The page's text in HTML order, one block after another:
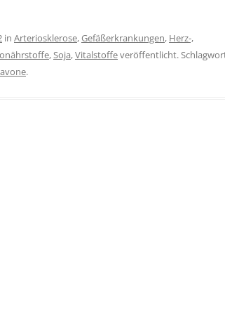
in Arteriosklerose,Gefäßerkrankungen, Herz-,
,Soja,Vitalstoffeveröffentlicht.
.